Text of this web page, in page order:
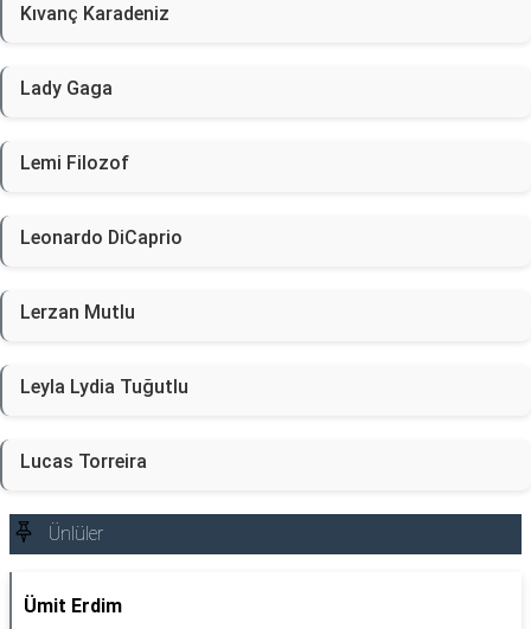
Kıvanç Karadeniz
Lady Gaga
Lemi Filozof
Leonardo DiCaprio
Lerzan Mutlu
Leyla Lydia Tuğutlu
Lucas Torreira
Ünlüler
Ümit Erdim